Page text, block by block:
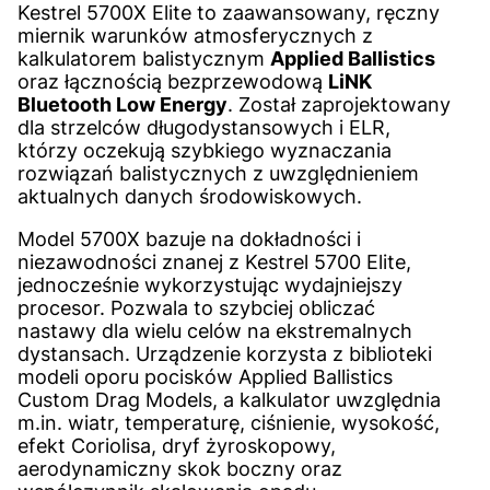
Kestrel 5700X Elite to zaawansowany, ręczny
miernik warunków atmosferycznych z
kalkulatorem balistycznym Applied Ballistics
oraz łącznością bezprzewodową LiNK
Bluetooth Low Energy. Został zaprojektowany
dla strzelców długodystansowych i ELR,
którzy oczekują szybkiego wyznaczania
rozwiązań balistycznych z uwzględnieniem
aktualnych danych środowiskowych.
Model 5700X bazuje na dokładności i
niezawodności znanej z Kestrel 5700 Elite,
jednocześnie wykorzystując wydajniejszy
procesor. Pozwala to szybciej obliczać
nastawy dla wielu celów na ekstremalnych
dystansach. Urządzenie korzysta z biblioteki
modeli oporu pocisków Applied Ballistics
Custom Drag Models, a kalkulator uwzględnia
m.in. wiatr, temperaturę, ciśnienie, wysokość,
efekt Coriolisa, dryf żyroskopowy,
aerodynamiczny skok boczny oraz